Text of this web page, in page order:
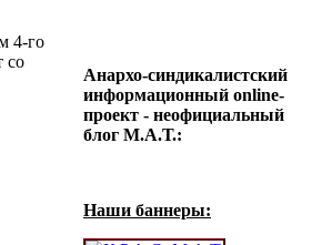
4-го
со
Анархо-синдикалистский
информационный online-
проект - неофициальный
блог М.А.Т.:
Наши баннеры: